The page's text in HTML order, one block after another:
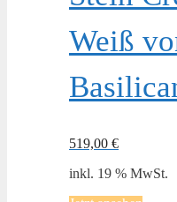
Weiß
519,00 €
inkl. 19 % MwSt.